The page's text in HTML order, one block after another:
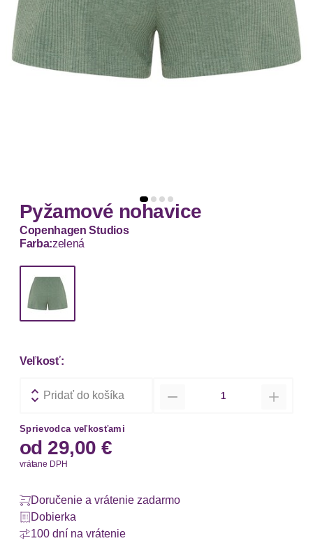
Pyžamové nohavice
Copenhagen Studios
Farba:zelená
Veľkosť:
Pridať do košíka
Sprievodca veľkosťami
od 29,00 €
vrátane DPH
Doručenie a vrátenie zadarmo
Dobierka
100 dní na vrátenie